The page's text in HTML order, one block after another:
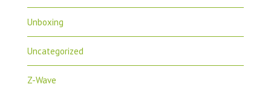
Unboxing
Uncategorized
Z-Wave